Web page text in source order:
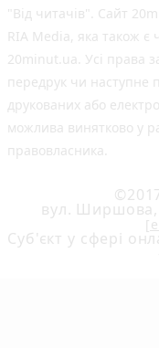
"Від читачів". Сайт
RIA Media, яка також є
20minut.ua. Усі права
передрук чи наступне
друкованих або
можлива винятково у
правовласника.
вул. Ширшова,
Cуб'єкт у сфері